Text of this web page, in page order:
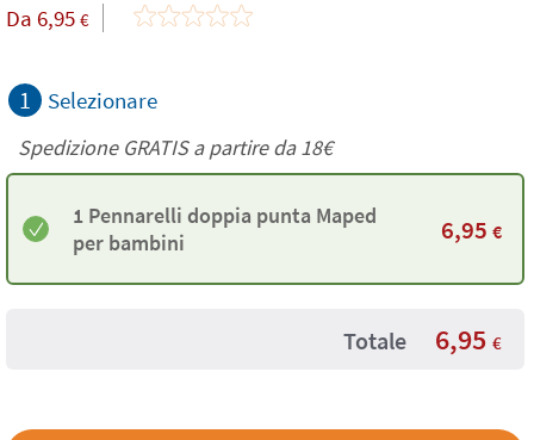
Da 6,95 €
1 Selezionare
Spedizione GRATIS a partire da18€
1 Pennarelli doppia punta Maped
per bambini
6,95 €
Totale 6,95 €